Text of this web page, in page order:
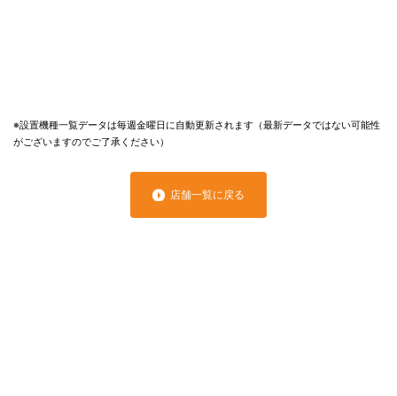
※設置機種一覧データは毎週金曜日に自動更新されます（最新データではない可能性
がございますのでご了承ください）
店舗一覧に戻る